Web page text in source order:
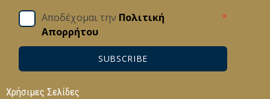
Αποδέχομαι την Πολιτική
Απορρήτου
*
SUBSCRIBE
Χρήσιμες Σελίδες